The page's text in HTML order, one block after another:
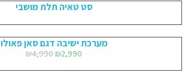
סט טאיה תלת מושבי
מערכת ישיבה דגם סאן פאולו
₪4,990 ₪2,990